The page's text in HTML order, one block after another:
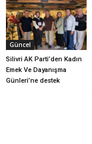
Güncel
Silivri AK Parti’den Kadın
Emek Ve Dayanışma
Günleri’ne destek